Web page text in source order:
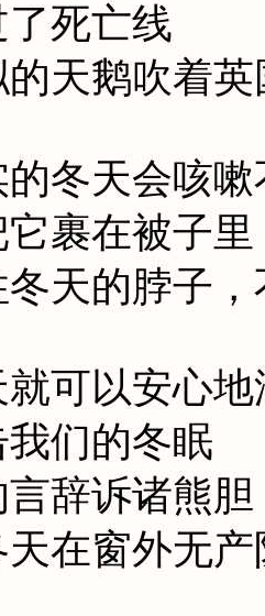
死亡线
天鹅吹着英
冬天会咳嗽
裹在被子
冬天的脖子
可以安心
们的冬眠
辞诉诸熊胆
在窗外无